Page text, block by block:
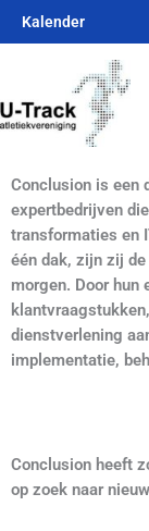
Kalender
Conclusion is een
expertbedrijven
transformaties en
één dak, zijn zij
morgen. Door hun
dienstverlening
implementatie,
Conclusion heeft
op zoek naar